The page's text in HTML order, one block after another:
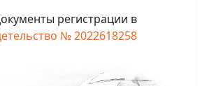
регистрации в
№ 2022618258